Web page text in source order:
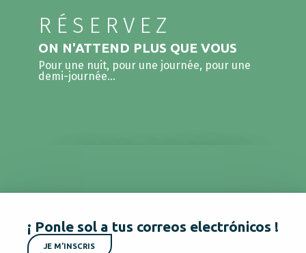
RÉSERVEZ
ON N'ATTEND PLUS QUE VOUS
Pour une nuit, pour une journée, pour une
demi-journée…
¡ Ponle sol a tus correos electrónicos !
JE M'INSCRIS